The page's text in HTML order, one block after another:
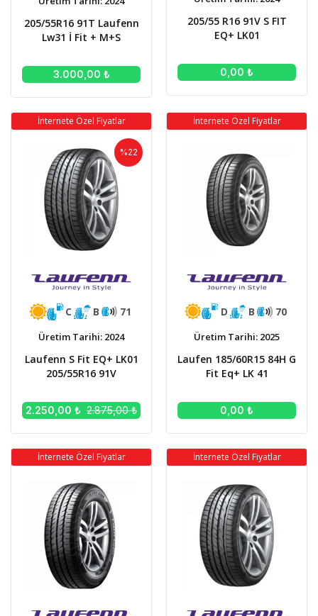
205/55R16 91T Laufenn
Lw31 İ Fit + M+S
3.000,00 ₺
205/55 R16 91V S FIT
EQ+ LK01
0,00 ₺
İnternete Özel Fiyatlar
%22
C B 71
Üretim Tarihi: 2024
Laufenn S Fit EQ+ LK01
205/55R16 91V
2.250,00 ₺ 2.875,00 ₺
İnternete Özel Fiyatlar
D B 70
Üretim Tarihi: 2025
Laufen 185/60R15 84H G
Fit Eq+ LK 41
0,00 ₺
İnternete Özel Fiyatlar İnternete Özel Fiyatlar